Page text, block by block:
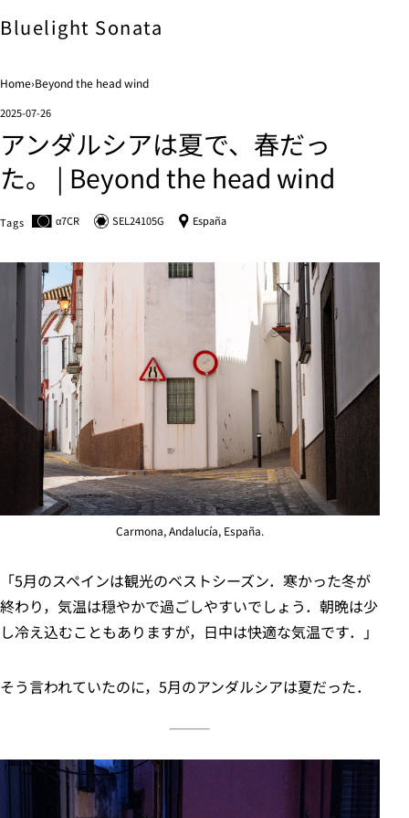
Bluelight Sonata
Home›Beyond the head wind
2025-07-26
アンダルシアは夏で、春だっ
た。 | Beyond the head wind
Tags α7CR SEL24105G España
Carmona, Andalucía, España.
「5月のスペインは観光のベストシーズン．寒かった冬が
終わり，気温は穏やかで過ごしやすいでしょう．朝晩は少
し冷え込むこともありますが，日中は快適な気温です．」
そう言われていたのに，5月のアンダルシアは夏だった．